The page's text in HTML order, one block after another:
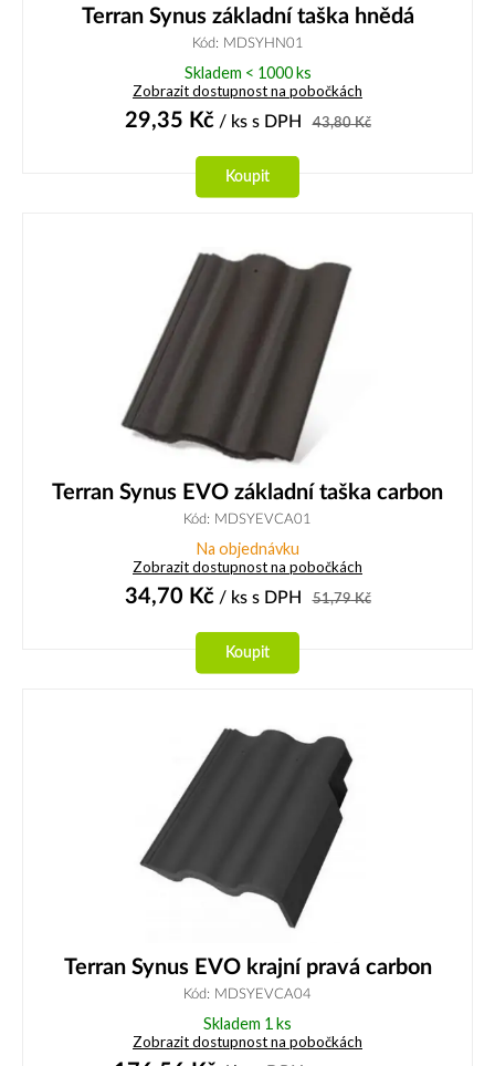
Terran Synus základní taška hnědá
Kód: MDSYHN01
Skladem < 1000 ks
Zobrazit dostupnost na pobočkách
29,35 Kč/ ks s DPH 43,80Kč
Koupit
Terran Synus EVO základní taška carbon
Kód: MDSYEVCA01
Na objednávku
Zobrazit dostupnost na pobočkách
34,70 Kč/ ks s DPH 51,79Kč
Koupit
Terran Synus EVO krajní pravá carbon
Kód: MDSYEVCA04
Skladem 1 ks
Zobrazit dostupnost na pobočkách